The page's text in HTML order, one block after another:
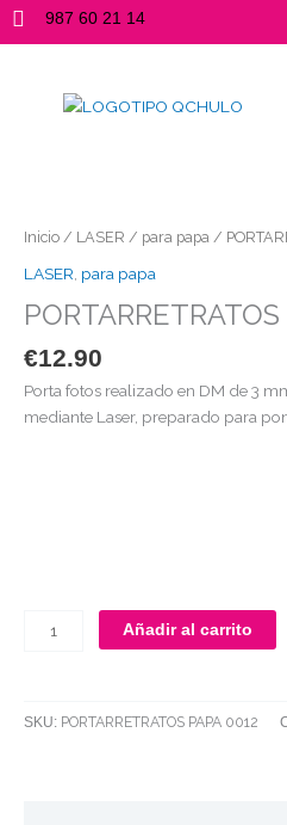
987 60 21 14
Inicio / LASER / para papa /
LASER para papa
€12.90
Porta fotos realizado en DM de 3
mediante Laser, preparado para
cantidad
Añadir al carrito
SKU: PORTARRETRATOS PAPA 0012